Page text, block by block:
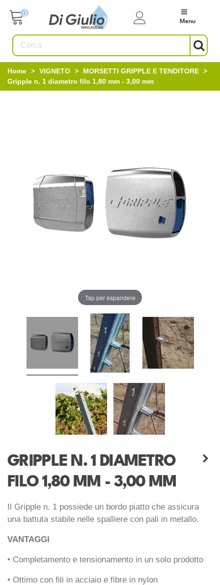
0
Menu
Home > VIGNETO > MORSETTI GRIPPLE E TENDITORE >
Gripple n. 1 diametro filo 1,80 mm - 3,00 mm
Tap per espandere
GRIPPLE N. 1 DIAMETRO
FILO 1,80 MM - 3,00 MM
Il Gripple n. 1 possiede un bordo piatto che assicura
una battuta stabile nelle spalliere con pali in metallo.
VANTAGGI
• Completamento e tensionamento in un solo prodotto
• Ottimo con fili in acciaio e fibre in nylon